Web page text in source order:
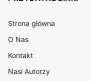
Strona główna
O Nas
Kontakt
Nasi Autorzy